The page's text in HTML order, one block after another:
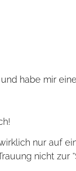
habe mir
nur auf
nicht zur